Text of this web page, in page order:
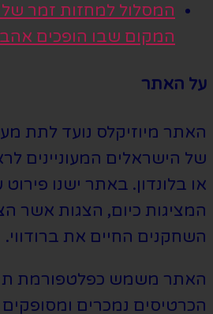
המסלול למחזות זמר של
המקום שבו הופכים
על האתר
האתר מיוזיקלס נועד לתת
של הישראלים המעוניינים
או בלונדון. באתר ישנו
המציגות כיום, הצגות אשר
השחקנים החיים את ברודווי.
האתר משמש כפלטפורמת
הכרטיסים נמכרים